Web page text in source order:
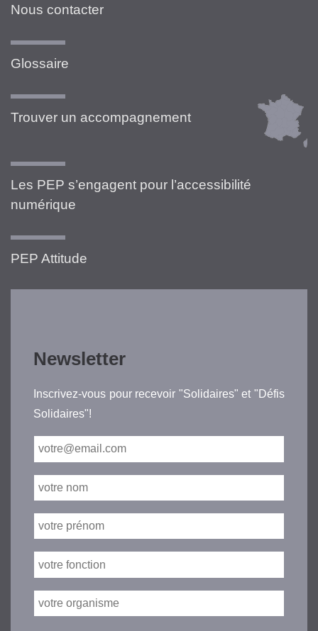
Nous contacter
Glossaire
Trouver un accompagnement
Les PEP s’engagent pour l’accessibilité
numérique
PEP Attitude
Newsletter
Inscrivez-vous pour recevoir "Solidaires" et "Défis
Solidaires"!